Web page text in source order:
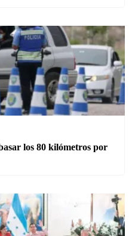
los 80 kilómetros por